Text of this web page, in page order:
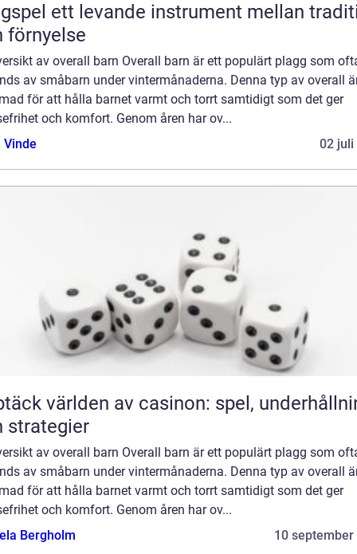
mellan tradition
förnyelse
av overall barn Overall barn är ett populärt plagg som
av småbarn under vintermånaderna. Denna typ av overall
för att hålla barnet varmt och torrt samtidigt som det ger
och komfort. Genom åren har ov...
Vinde
02 juli
världen av casinon: spel,
strategier
av overall barn Overall barn är ett populärt plagg som
av småbarn under vintermånaderna. Denna typ av overall
för att hålla barnet varmt och torrt samtidigt som det ger
och komfort. Genom åren har ov...
Bergholm
10 september